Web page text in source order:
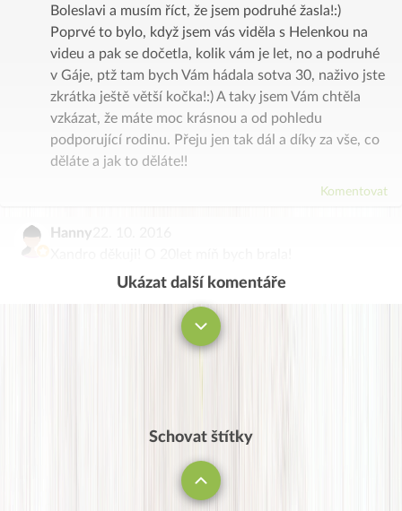
Boleslavi a musím říct, že jsem podruhé žasla!:)
Poprvé to bylo, když jsem vás viděla s Helenkou na
videu a pak se dočetla, kolik vám je let, no a podruhé
v Gáje, ptž tam bych Vám hádala sotva 30, naživo jste
zkrátka ještě větší kočka!:) A taky jsem Vám chtěla
vzkázat, že máte moc krásnou a od pohledu
podporující rodinu. Přeju jen tak dál a díky za vše, co
děláte a jak to děláte!!
Komentovat
Hanny
Ukázat další komentáře
Schovat štítky